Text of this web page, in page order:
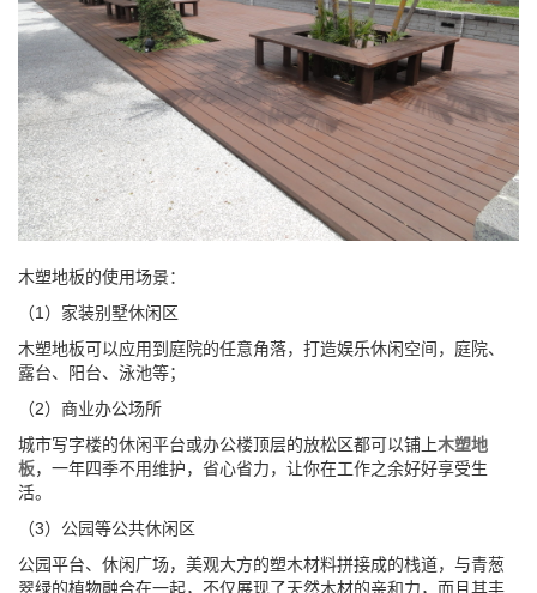
木塑地板的使用场景：
（1）家装别墅休闲区
木塑地板可以应用到庭院的任意角落，打造娱乐休闲空间，庭院、
露台、阳台、泳池等；
（2）商业办公场所
城市写字楼的休闲平台或办公楼顶层的放松区都可以铺上木塑地
板，一年四季不用维护，省心省力，让你在工作之余好好享受生
活。
（3）公园等公共休闲区
公园平台、休闲广场，美观大方的塑木材料拼接成的栈道，与青葱
翠绿的植物融合在一起，不仅展现了天然木材的亲和力，而且其丰